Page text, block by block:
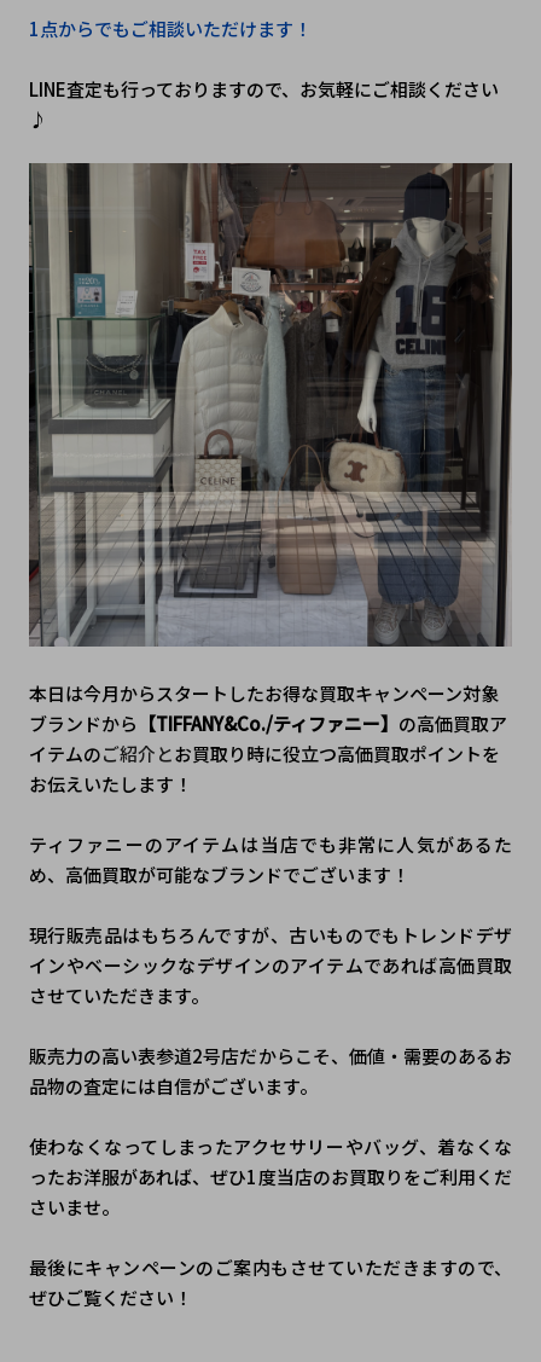
1点からでもご相談いただけます！
LINE査定も行っておりますので、お気軽にご相談ください
♪
本日は今月からスタートしたお得な買取キャンペーン対象
ブランドから 【TIFFANY&Co./ティファニー】 の高価買取ア
イテムのご紹介とお買取り時に役立つ高価買取ポイントを
お伝えいたします！
ティファニーのアイテムは当店でも非常に人気があるた
め、高価買取が可能なブランドでございます！
現行販売品はもちろんですが、古いものでもトレンドデザ
インやベーシックなデザインのアイテムであれば高価買取
させていただきます。
販売力の高い表参道2号店だからこそ、価値・需要のあるお
品物の査定には自信がございます。
使わなくなってしまったアクセサリーやバッグ、着なくな
ったお洋服があれば、ぜひ1度当店のお買取りをご利用くだ
さいませ。
最後にキャンペーンのご案内もさせていただきますので、
ぜひご覧ください！